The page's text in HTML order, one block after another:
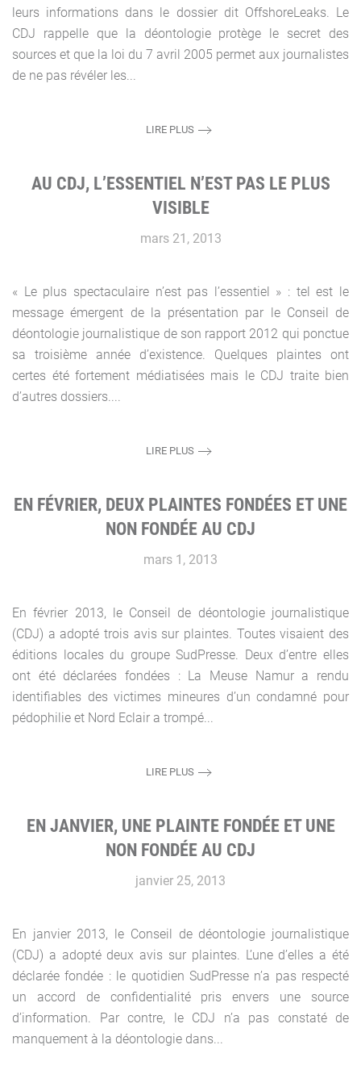
leurs informations dans le dossier dit OffshoreLeaks. Le
CDJ rappelle que la déontologie protège le secret des
sources et que la loi du 7 avril 2005 permet aux journalistes
de ne pas révéler les...
LIRE PLUS
AU CDJ, L’ESSENTIEL N’EST PAS LE PLUS
VISIBLE
mars 21, 2013
« Le plus spectaculaire n’est pas l’essentiel » : tel est le
message émergent de la présentation par le Conseil de
déontologie journalistique de son rapport 2012 qui ponctue
sa troisième année d’existence. Quelques plaintes ont
certes été fortement médiatisées mais le CDJ traite bien
d’autres dossiers....
LIRE PLUS
EN FÉVRIER, DEUX PLAINTES FONDÉES ET UNE
NON FONDÉE AU CDJ
mars 1, 2013
En février 2013, le Conseil de déontologie journalistique
(CDJ) a adopté trois avis sur plaintes. Toutes visaient des
éditions locales du groupe SudPresse. Deux d’entre elles
ont été déclarées fondées : La Meuse Namur a rendu
identifiables des victimes mineures d’un condamné pour
pédophilie et Nord Eclair a trompé...
LIRE PLUS
EN JANVIER, UNE PLAINTE FONDÉE ET UNE
NON FONDÉE AU CDJ
janvier 25, 2013
En janvier 2013, le Conseil de déontologie journalistique
(CDJ) a adopté deux avis sur plaintes. L’une d’elles a été
déclarée fondée : le quotidien SudPresse n’a pas respecté
un accord de confidentialité pris envers une source
d’information. Par contre, le CDJ n’a pas constaté de
manquement à la déontologie dans...